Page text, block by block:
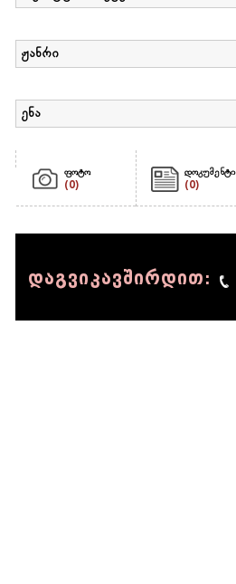
ჟანრი
ენა
ფოტო
(0)
დოკუმენტი
(0)
დაგვიკავშირდით: